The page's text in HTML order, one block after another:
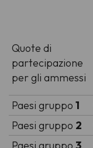
Quote di
partecipazione
per gli ammessi
Paesi gruppo 1
Paesi gruppo 2